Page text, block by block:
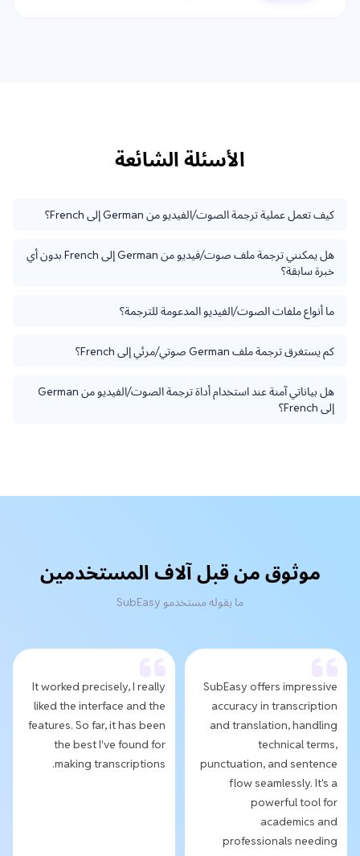
الأسئلة الشائعة
كيف تعمل عملية ترجمة الصوت/الفيديو من German إلى French؟
هل يمكنني ترجمة ملف صوت/فيديو من German إلى French بدون أي
خبرة سابقة؟
ما أنواع ملفات الصوت/الفيديو المدعومة للترجمة؟
كم يستغرق ترجمة ملف German صوتي/مرئي إلى French؟
هل بياناتي آمنة عند استخدام أداة ترجمة الصوت/الفيديو من German
إلى French؟
موثوق من قبل آلاف المستخدمين
ما يقوله مستخدمو SubEasy
SubEasy offers impressive
accuracy in transcription
and translation, handling
technical terms,
punctuation, and sentence
flow seamlessly. It's a
powerful tool for
academics and
professionals needing
It worked precisely, I really
liked the interface and the
features. So far, it has been
the best I've found for
making transcriptions.